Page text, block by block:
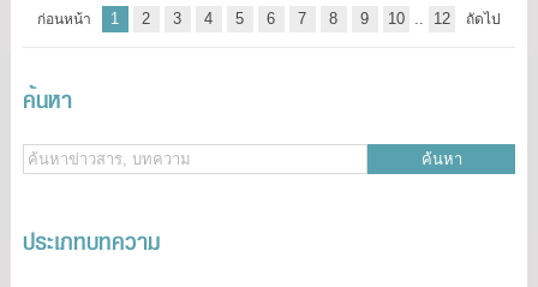
ก่อนหน้า 1 2 3 4 5 6 7 8 9 10 12 ถัดไป
ค้นหา
ค้นหา
ประเภทบทความ